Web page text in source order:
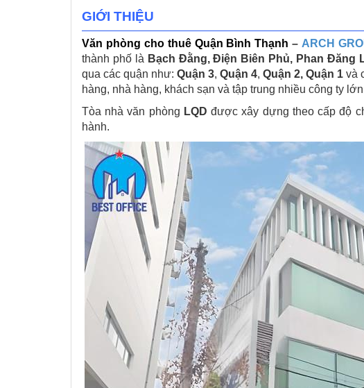
GIỚI THIỆU
Văn phòng cho thuê Quận Bình Thạnh – ARCH
thành phố là Bạch Đằng, Điện Biên Phủ, Phan Đăng
qua các quận như:Quận 3,Quận 4,Quận 2, Quận 1 và
hàng, nhà hàng, khách sạn và tập trung nhiều công ty
Tòa nhà văn phòng LQD được xây dựng theo cấp độ
hành.